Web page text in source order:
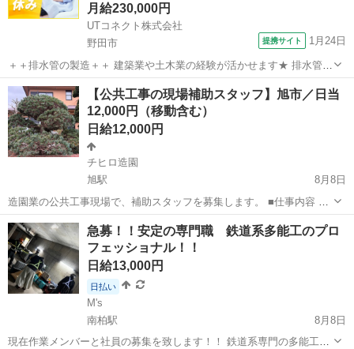
月給230,000円
UTコネクト株式会社
野田市
提携サイト 1月24日
＋＋排水管の製造＋＋ 建築業や土木業の経験が活かせます★ 排水管に
使われる枠の製造作業をおまかせします！ ＜具体的には…＞ ◆コンク
リートの金枠の組み立て ◆取り外し ◆仕上げ ※上記作業の繰り返し
です！ ＜おすすめ...
千葉 野田市 大工
【公共工事の現場補助スタッフ】旭市／日当
12,000円（移動含む）
日給12,000円
チヒロ造園
旭駅
8月8日
造園業の公共工事現場で、補助スタッフを募集します。 ■仕事内容 ・
会社集合後、現場へ移動 ・施工写真の撮影補助 ・安全確認の立ち会い
・発生材（枝葉・丸太など）の積み込み補助 ※代表が施工します ※重
量物は基本2人作業 ...
千葉 旭市 旭駅 建築
急募！！安定の専門職 鉄道系多能工のプロ
フェッショナル！！
日給13,000円
日払い
M's
南柏駅
8月8日
現在作業メンバーと社員の募集を致します！！ 鉄道系専門の多能工の